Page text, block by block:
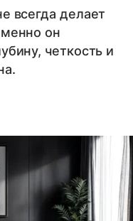
всегда делает
он
четкость и